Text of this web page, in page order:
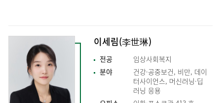
이세림(李世琳)
전공
임상사회복지
분야
건강·공중보건, 비만, 데이
터사이언스, 머신러닝·딥
러닝 응용